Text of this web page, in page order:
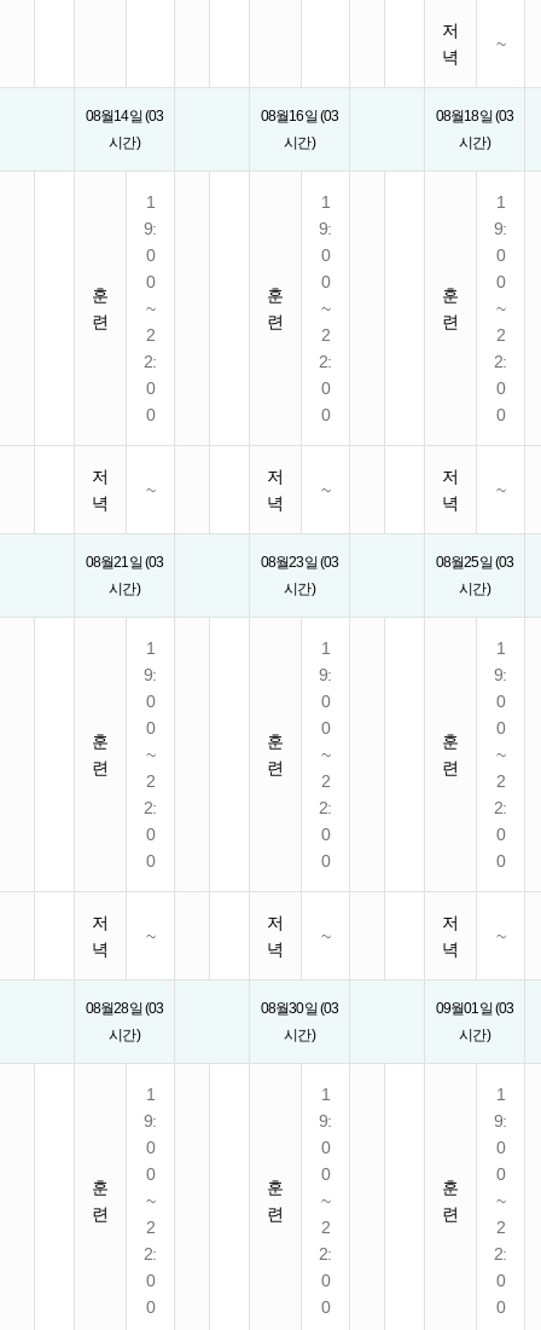
저
녁
~
08월14일 (03
시간)
08월16일 (03
시간)
08월18일 (03
시간)
훈
련
1
9:
0
0
~
2
2:
0
0
훈
련
1
9:
0
0
~
2
2:
0
0
훈
련
1
9:
0
0
~
2
2:
0
0
저
녁
~
저
녁
~
저
녁
~
08월21일 (03
시간)
08월23일 (03
시간)
08월25일 (03
시간)
훈
련
1
9:
0
0
~
2
2:
0
0
훈
련
1
9:
0
0
~
2
2:
0
0
훈
련
1
9:
0
0
~
2
2:
0
0
저
녁
~
저
녁
~
저
녁
~
08월28일 (03
시간)
08월30일 (03
시간)
09월01일 (03
시간)
훈
련
1
9:
0
0
~
2
2:
0
0
훈
련
1
9:
0
0
~
2
2:
0
0
훈
련
1
9:
0
0
~
2
2:
0
0